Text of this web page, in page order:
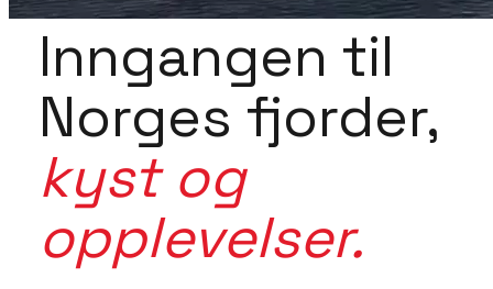
Inngangen til
Norges fjorder,
kyst og
opplevelser.